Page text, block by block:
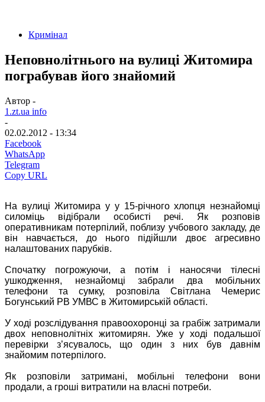
Кримінал
Неповнолітнього на вулиці Житомира
пограбував його знайомий
Автор -
1.zt.ua info
-
02.02.2012 - 13:34
Facebook
WhatsApp
Telegram
Copy URL
На вулиці Житомира у у 15-річного хлопця незнайомці
силоміць відібрали особисті речі. Як розповів
оперативникам потерпілий, поблизу учбового закладу, де
він навчається, до нього підійшли двоє агресивно
налаштованих парубків.
Спочатку погрожуючи, а потім і наносячи тілесні
ушкодження, незнайомці забрали два мобільних
телефони та сумку, розповіла Світлана Чемерис
Богунський РВ УМВС в Житомирській області.
У ході розслідування правоохоронці за грабіж затримали
двох неповнолітніх житомирян. Уже у ході подальшої
перевірки з’ясувалось, що один з них був давнім
знайомим потерпілого.
Як розповіли затримані, мобільні телефони вони
продали, а гроші витратили на власні потреби.